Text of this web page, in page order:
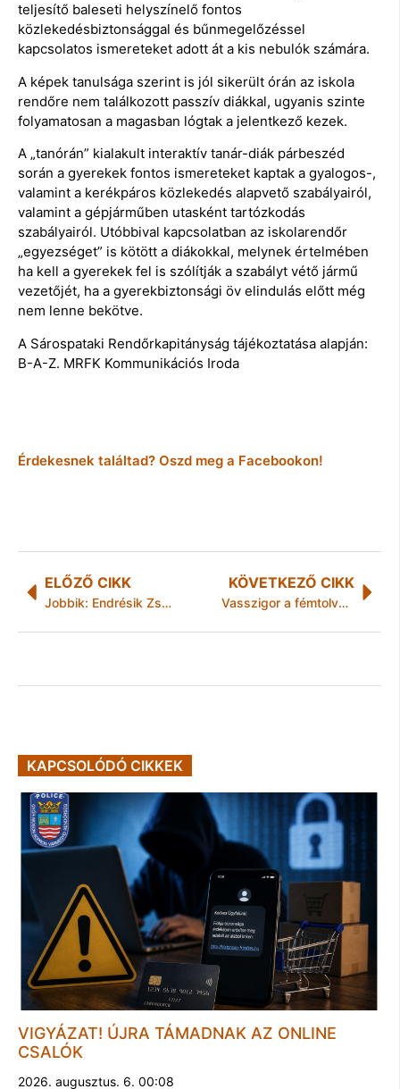
teljesítő baleseti helyszínelő fontos
közlekedésbiztonsággal és bűnmegelőzéssel
kapcsolatos ismereteket adott át a kis nebulók számára.
A képek tanulsága szerint is jól sikerült órán az iskola
rendőre nem találkozott passzív diákkal, ugyanis szinte
folyamatosan a magasban lógtak a jelentkező kezek.
A „tanórán” kialakult interaktív tanár-diák párbeszéd
során a gyerekek fontos ismereteket kaptak a gyalogos-,
valamint a kerékpáros közlekedés alapvető szabályairól,
valamint a gépjárműben utasként tartózkodás
szabályairól. Utóbbival kapcsolatban az iskolarendőr
„egyezséget” is kötött a diákokkal, melynek értelmében
ha kell a gyerekek fel is szólítják a szabályt vétő jármű
vezetőjét, ha a gyerekbiztonsági öv elindulás előtt még
nem lenne bekötve.
A Sárospataki Rendőrkapitányság tájékoztatása alapján:
B-A-Z. MRFK Kommunikációs Iroda
Érdekesnek találtad? Oszd meg a Facebookon!
ELŐZŐ CIKK
Jobbik: Endrésik Zsoltnak le kell mondania a mandátumáról
KÖVETKEZŐ CIKK
Vasszigor a fémtolvajokkal szemben
KAPCSOLÓDÓ CIKKEK
VIGYÁZAT! ÚJRA TÁMADNAK AZ ONLINE
CSALÓK
2026. augusztus. 6. 00:08